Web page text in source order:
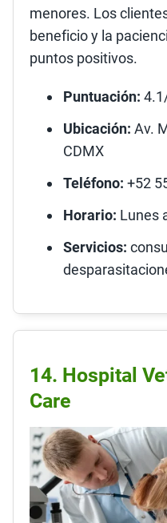
menores. Los
beneficio y la
puntos positivos.
Puntuación:
Ubicación: Av.
CDMX
Teléfono: +52
Horario: Lunes
Servicios:
14. Hospital
Care